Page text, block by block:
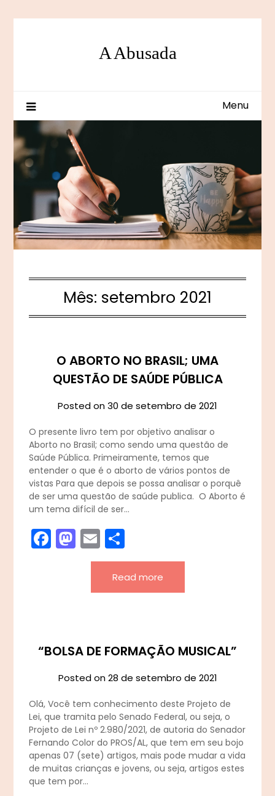
A Abusada
Menu
Mês: setembro 2021
O ABORTO NO BRASIL; UMA
QUESTÃO DE SAÚDE PÚBLICA
Posted on30 de setembro de 2021
O presente livro tem por objetivo analisar o
Aborto no Brasil; como sendo uma questão de
Saúde Pública. Primeiramente, temos que
entender o que é o aborto de vários pontos de
vistas Para que depois se possa analisar o porquê
de ser uma questão de saúde publica. O Aborto é
um tema difícil de ser…
Facebook
Mastodon
Email
Read more
“BOLSA DE FORMAÇÃO MUSICAL”
Posted on28 de setembro de 2021
Olá, Você tem conhecimento deste Projeto de
Lei, que tramita pelo Senado Federal, ou seja, o
Projeto de Lei nº 2.980/2021, de autoria do Senador
Fernando Color do PROS/AL, que tem em seu bojo
apenas 07 (sete) artigos, mais pode mudar a vida
de muitas crianças e jovens, ou seja, artigos estes
que tem por…